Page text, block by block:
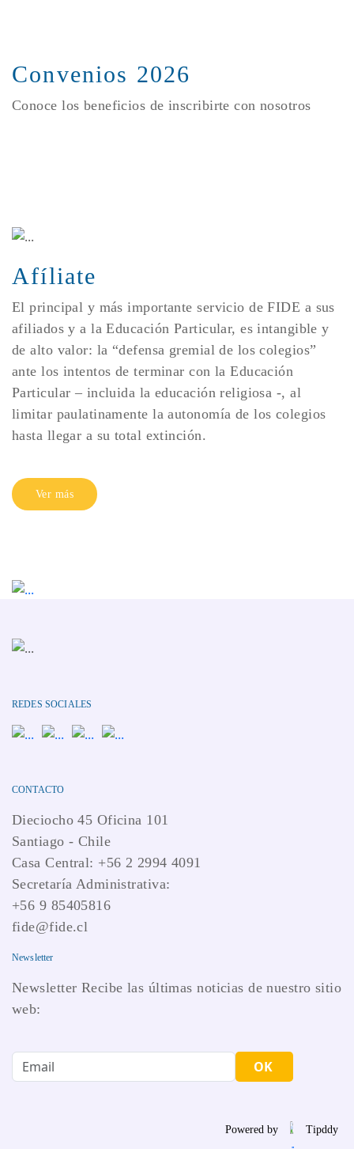
Convenios 2026
Conoce los beneficios de inscribirte con nosotros
Afíliate
El principal y más importante servicio de FIDE a sus
afiliados y a la Educación Particular, es intangible y
de alto valor: la “defensa gremial de los colegios”
ante los intentos de terminar con la Educación
Particular – incluida la educación religiosa -, al
limitar paulatinamente la autonomía de los colegios
hasta llegar a su total extinción.
Ver más
REDES SOCIALES
CONTACTO
Dieciocho 45 Oficina 101
Santiago - Chile
Casa Central: +56 2 2994 4091
Secretaría Administrativa:
+56 9 85405816
fide@fide.cl
Newsletter
Newsletter Recibe las últimas noticias de nuestro sitio
web:
OK
Powered by Tipddy